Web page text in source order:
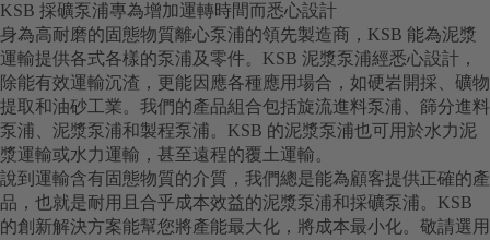
KSB 採礦泵浦專為增加運轉時間而悉心設計
身為高耐磨的固態物質離心泵浦的領先製造商，KSB 能為泥漿
運輸提供各式各樣的泵浦及零件。KSB 泥漿泵浦經悉心設計，
除能有效運輸沉渣，更能因應各種應用場合，如硬岩開採、礦物
提取和油砂工業。我們的產品組合包括旋流進料泵浦、篩分進料
泵浦、泥漿泵浦和製程泵浦。KSB 的泥漿泵浦也可用於水力泥
漿運輸或水力運輸，甚至遠程的覆土運輸。
說到運輸含有固態物質的介質，我們總是能為顧客提供正確的產
品，也就是耐用且合乎成本效益的泥漿泵浦和採礦泵浦。KSB
的創新解決方案能幫您將產能最大化，將成本最小化。敬請選用